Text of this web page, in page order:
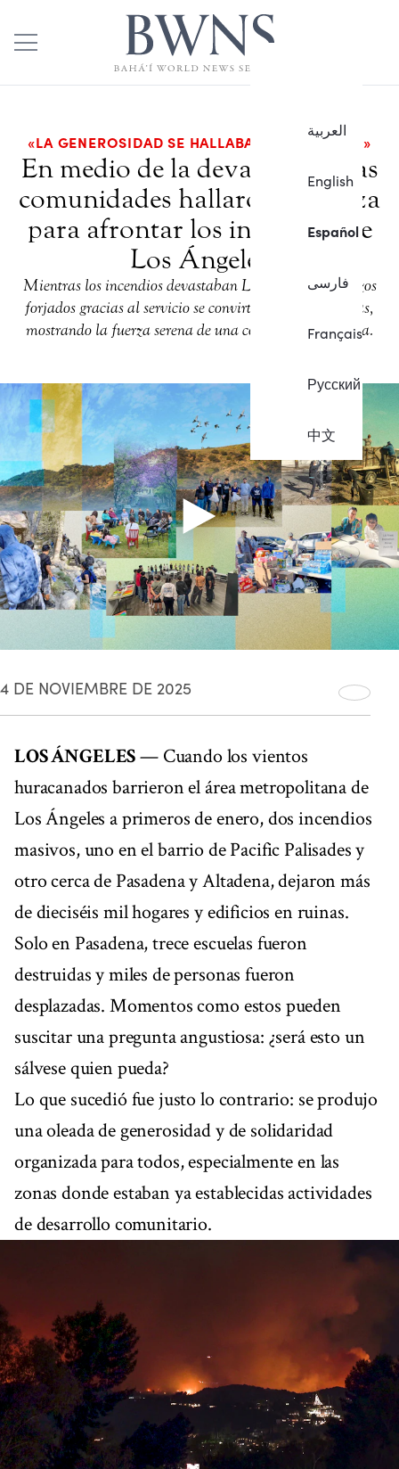
العربية
English
Español
فارسی
Français
Русский
中文
«LA GENEROSIDAD SE HALLABA POR DOQUIER»
En medio de la devastación, las
comunidades hallaron la fuerza
para afrontar los incendios de
Los Ángeles
Mientras los incendios devastaban Los Ángeles, los lazos
forjados gracias al servicio se convirtieron en salvavidas,
mostrando la fuerza serena de una comunidad decidida.
4 DE NOVIEMBRE DE 2025
LOS ÁNGELES— Cuando los vientos
huracanados barrieron el área metropolitana de
Los Ángeles a primeros de enero, dos incendios
masivos, uno en el barrio de Pacific Palisades y
otro cerca de Pasadena y Altadena, dejaron más
de dieciséis mil hogares y edificios en ruinas.
Solo en Pasadena, trece escuelas fueron
destruidas y miles de personas fueron
desplazadas. Momentos como estos pueden
suscitar una pregunta angustiosa: ¿será esto un
sálvese quien pueda?
Lo que sucedió fue justo lo contrario: se produjo
una oleada de generosidad y de solidaridad
organizada para todos, especialmente en las
zonas donde estaban ya establecidas actividades
de desarrollo comunitario.